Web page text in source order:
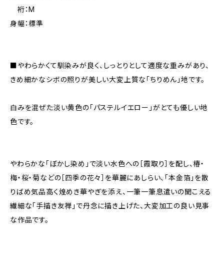
裄：M
身幅：標準
■やわらかくて馴染みが良く、しっとりとして適度な重みがあり、
きめ細かなシボの照りが美しい大変上質な「ちりめん」地です。
白みを混ぜた淡い黄色の「パステルイエロー」がとても優しい地
色です。
やわらかな「ぼかし染め」で淡い水色への［霞取り］を配し、椿・
梅・桜・菊などの［四季の花々］を華麗にあしらい、「本金箔」を散
りばめ気品高く煌めき華やぎを添え、一筆一筆息遣いの聞こえる
繊細な「手描き友禅」で丹念に描き上げた、大変加工の良い見事
な作品です。